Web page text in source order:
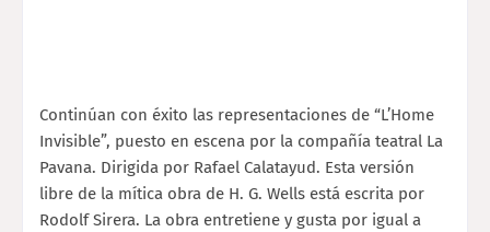
Continúan con éxito las representaciones de “L’Home
Invisible”, puesto en escena por la compañía teatral La
Pavana. Dirigida por Rafael Calatayud. Esta versión
libre de la mítica obra de H. G. Wells está escrita por
Rodolf Sirera. La obra entretiene y gusta por igual a